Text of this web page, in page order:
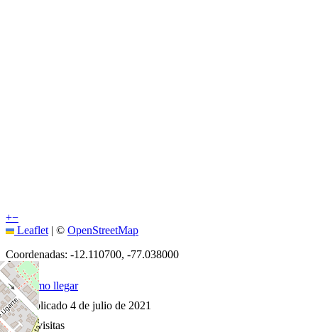
+−
Leaflet | © OpenStreetMap
Coordenadas: -12.110700, -77.038000
Cómo llegar
Publicado 4 de julio de 2021
33visitas